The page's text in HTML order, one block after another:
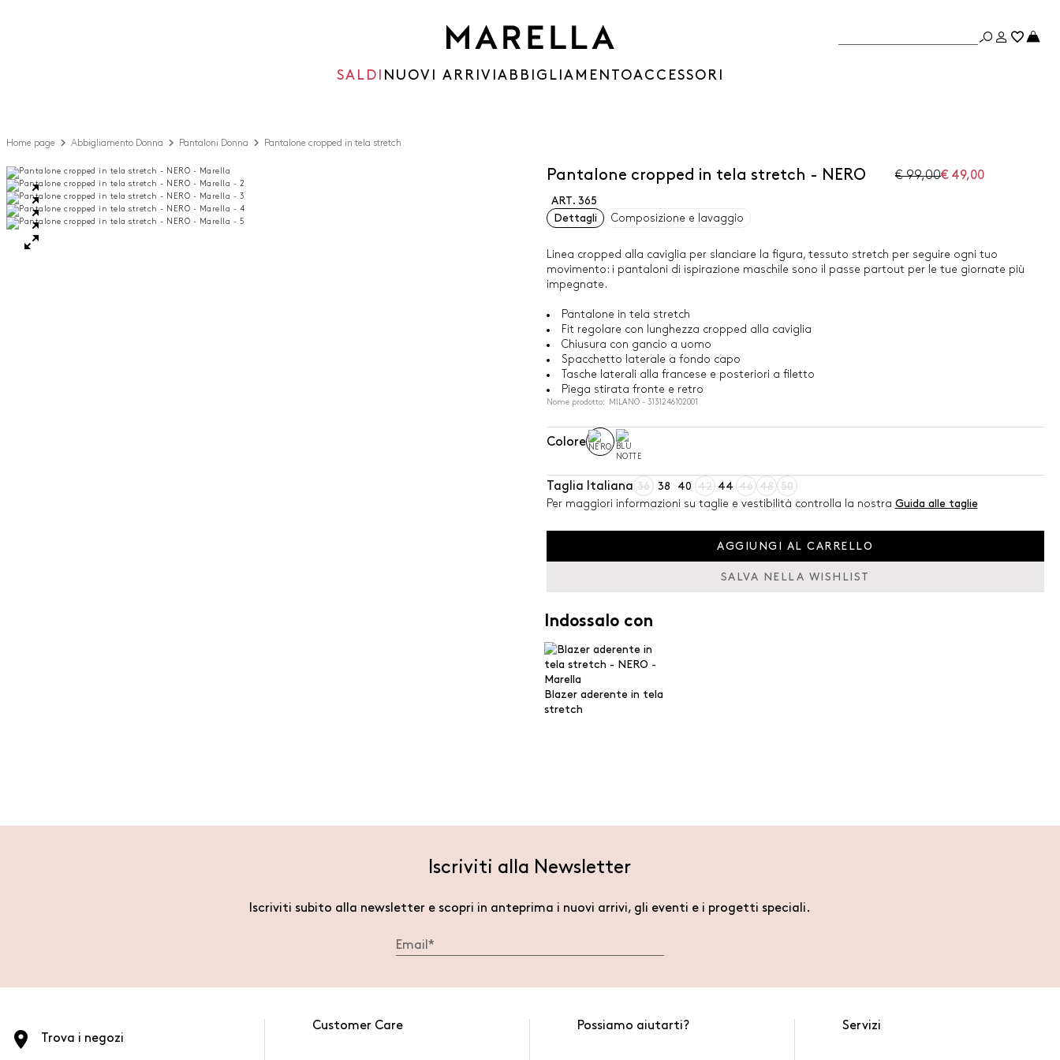
SALDI NUOVI ARRIVI ABBIGLIAMENTOACCESSORI
Home page Abbigliamento Donna Pantaloni Donna Pantalone cropped in tela stretch
Pantalone cropped in tela stretch - NERO € 99,00€ 49,00
ART. 365
Dettagli
Composizione e lavaggio
Linea cropped alla caviglia per slanciare la figura, tessuto stretch per seguire ogni tuo
movimento: i pantaloni di ispirazione maschile sono il passe partout per le tue giornate più
impegnate.
Pantalone in tela stretch
Fit regolare con lunghezza cropped alla caviglia
Chiusura con gancio a uomo
Spacchetto laterale a fondo capo
Tasche laterali alla francese e posteriori a filetto
Piega stirata fronte e retro
Nome prodotto: MILANO - 3131246102001
Colore
Taglia Italiana 36 38 40 42 44 46 48
50
Per maggiori informazioni su taglie e vestibilità controlla la nostra Guida alle taglie
AGGIUNGI AL CARRELLO
SALVA NELLA WISHLIST
Indossalo con
Blazer aderente in tela
stretch
Iscriviti alla Newsletter
Iscriviti subito alla newsletter e scopri in anteprima i nuovi arrivi, gli eventi e i progetti speciali.
Trova i negozi
Customer Care Possiamo aiutarti? Servizi